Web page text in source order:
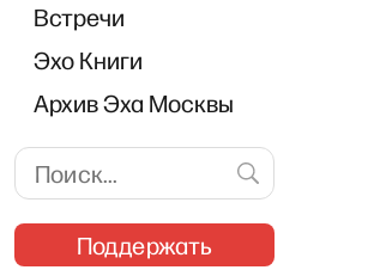
Встречи
Эхо Книги
Архив Эха Москвы
Поддержать